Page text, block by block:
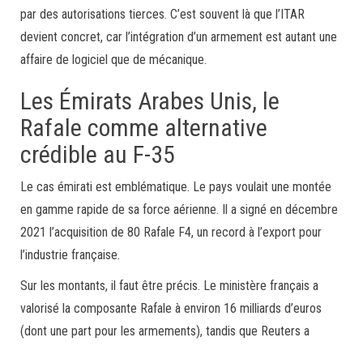
par des autorisations tierces. C’est souvent là que l’ITAR
devient concret, car l’intégration d’un armement est autant une
affaire de logiciel que de mécanique.
Les Émirats Arabes Unis, le
Rafale comme alternative
crédible au F-35
Le cas émirati est emblématique. Le pays voulait une montée
en gamme rapide de sa force aérienne. Il a signé en décembre
2021 l’acquisition de 80 Rafale F4, un record à l’export pour
l’industrie française.
Sur les montants, il faut être précis. Le ministère français a
valorisé la composante Rafale à environ 16 milliards d’euros
(dont une part pour les armements), tandis que Reuters a